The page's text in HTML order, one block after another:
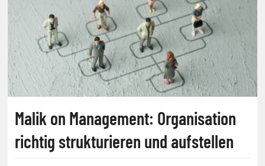
Malik on Management: Organisation
richtig strukturieren und aufstellen